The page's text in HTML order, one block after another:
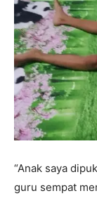
“Anak saya
guru sempat